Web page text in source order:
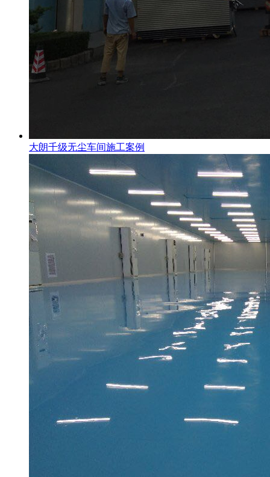
大朗千级无尘车间施工案例